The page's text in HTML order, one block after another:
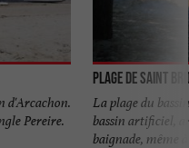
d'Arcachon.
Pereire.
Plage de Saint
La plage du
bassin artificiel,
baignade, même